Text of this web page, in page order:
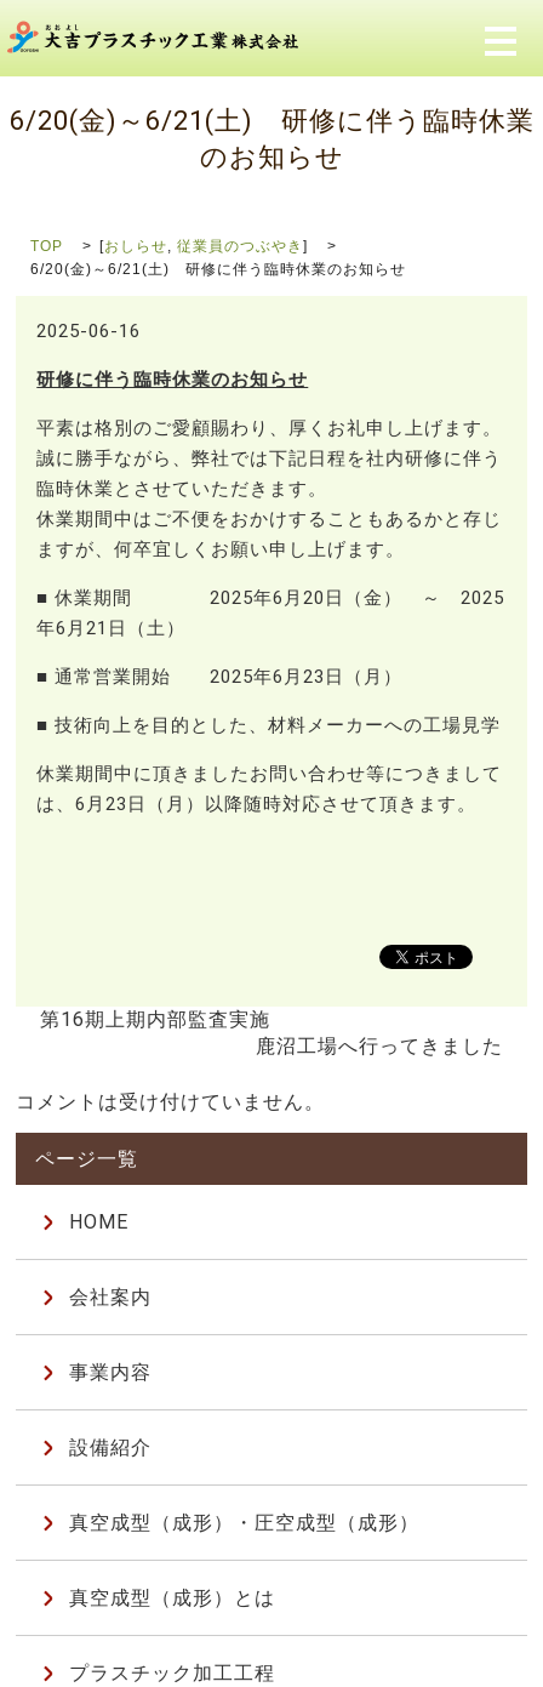
メ
6/20(金)～6/21(土) 研修に伴う臨時休業
のお知らせ
TOP [おしらせ,従業員のつぶやき]
6/20(金)～6/21(土) 研修に伴う臨時休業のお知らせ
2025-06-16
研修に伴う臨時休業のお知らせ
平素は格別のご愛顧賜わり、厚くお礼申し上げます。
誠に勝手ながら、弊社では下記日程を社内研修に伴う
臨時休業とさせていただきます。
休業期間中はご不便をおかけすることもあるかと存じ
ますが、何卒宜しくお願い申し上げます。
■ 休業期間 2025年6月20日（金） ～ 2025
年6月21日（土）
■ 通常営業開始 2025年6月23日（月）
■ 技術向上を目的とした、材料メーカーへの工場見学
休業期間中に頂きましたお問い合わせ等につきまして
は、6月23日（月）以降随時対応させて頂きます。
第16期上期内部監査実施
鹿沼工場へ行ってきました
コメントは受け付けていません。
HOME
会社案内
事業内容
設備紹介
真空成型（成形）・圧空成型（成形）
真空成型（成形）とは
プラスチック加工工程